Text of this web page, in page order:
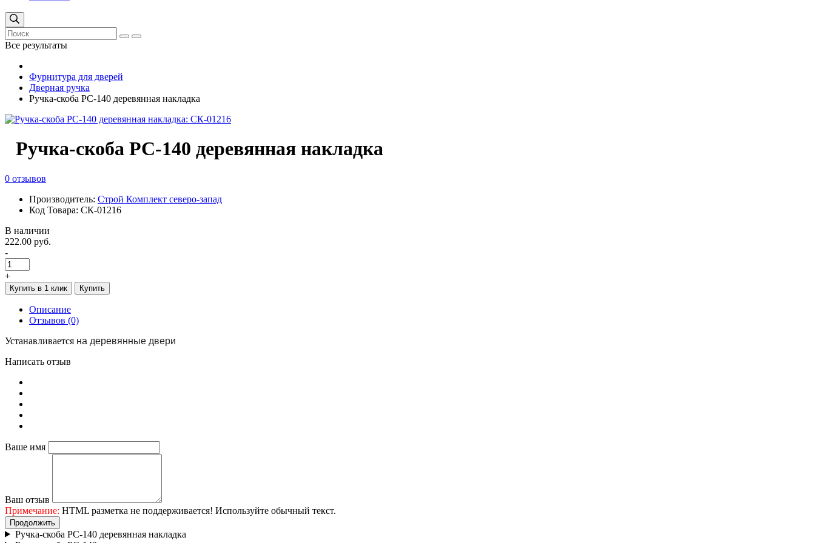
Все результаты
Фурнитура для дверей
Дверная ручка
Ручка-скоба РС-140 деревянная накладка
Ручка-скоба РС-140 деревянная накладка
0 отзывов
Производитель: Строй Комплект северо-запад
Код Товара: СК-01216
В наличии
222.00 руб.
-
+
Купить в 1 клик Купить
Описание
Отзывов (0)
Устанавливается на деревянные двери
Написать отзыв
Ваше имя
Ваш отзыв
Примечание: HTML разметка не поддерживается! Используйте обычный текст.
Продолжить
Ручка-скоба РС-140 деревянная накладка